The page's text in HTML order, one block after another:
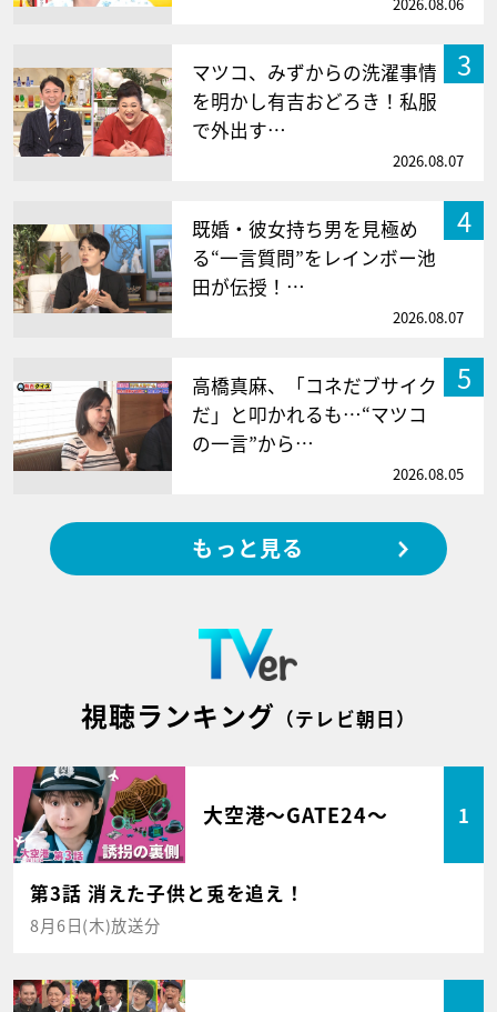
3
マツコ、みずからの洗濯事情
を明かし有吉おどろき！私服
で外出す…
2026.08.07
4
既婚・彼女持ち男を見極め
る“一言質問”をレインボー池
田が伝授！…
2026.08.07
5
高橋真麻、「コネだブサイク
だ」と叩かれるも…“マツコ
の一言”から…
2026.08.05
もっと見る
視聴ランキング （テレビ朝日）
大空港～GATE24～ 1
第3話 消えた子供と兎を追え！
8月6日(木)放送分